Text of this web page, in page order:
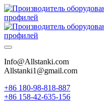
Info@Allstanki.com
Allstanki1@gmail.com
+86 180-98-818-887
+86 158-42-635-156